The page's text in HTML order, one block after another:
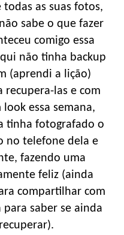
as suas fotos,
sabe o que fazer
comigo essa
não tinha backup
(aprendi a lição)
las e com
essa semana,
tinha fotografado o
no telefone dela e
fazendo uma
feliz (ainda
compartilhar com
saber se ainda